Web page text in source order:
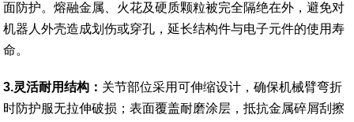
面防护。熔融金属、火花及硬质颗粒被完全隔绝在外，避免对
机器人外壳造成划伤或穿孔，延长结构件与电子元件的使用寿
命。
3.灵活耐用结构： 关节部位采用可伸缩设计，确保机械臂弯折
时防护服无拉伸破损；表面覆盖耐磨涂层，抵抗金属碎屑刮擦